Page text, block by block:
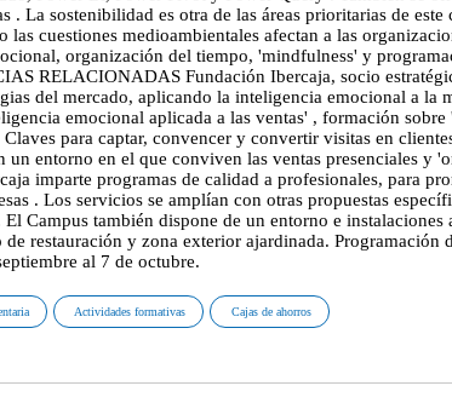
. La sostenibilidad es otra de las áreas prioritarias de
las cuestiones medioambientales afectan a las
organización del tiempo, 'mindfulness' y
RELACIONADAS Fundación Ibercaja, socio
del mercado, aplicando la inteligencia emocional a
emocional aplicada a las ventas' , formación
para captar, convencer y convertir visitas en
un entorno en el que conviven las ventas presenciales
imparte programas de calidad a profesionales, para
. Los servicios se amplían con otras propuestas
Campus también dispone de un entorno e
restauración y zona exterior ajardinada. Programación
al 7 de octubre.
Actividades formativas Cajas de ahorros